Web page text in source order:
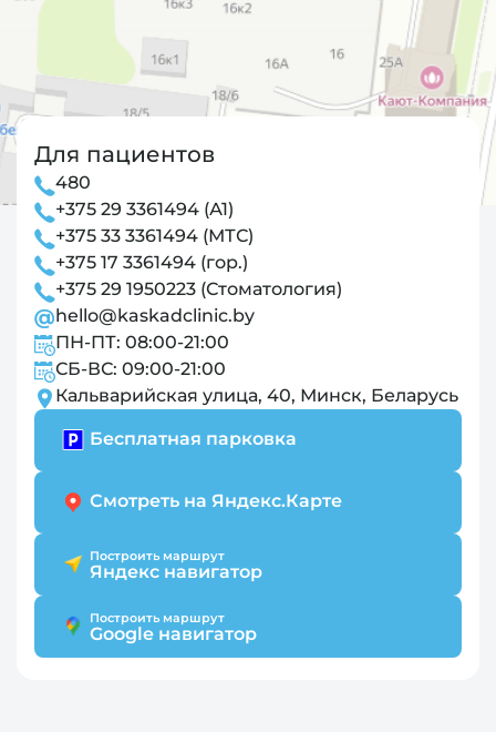
Для пациентов
480
+375 29 3361494 (А1)
+375 33 3361494 (МТС)
+375 17 3361494 (гор.)
+375 29 1950223 (Стоматология)
hello@kaskadclinic.by
ПН-ПТ: 08:00-21:00
СБ-ВС: 09:00-21:00
Кальварийская улица, 40, Минск, Беларусь
Бесплатная парковка
Смотреть на Яндекс.Карте
Построить маршрут
Яндекс навигатор
Построить маршрут
Google навигатор